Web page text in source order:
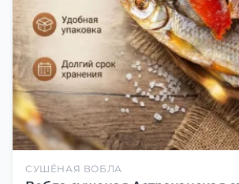
СУШЁНАЯ ВОБЛА